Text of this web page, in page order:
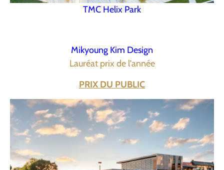
TMC Helix Park
Mikyoung Kim Design
Lauréat prix de l'année
PRIX DU PUBLIC